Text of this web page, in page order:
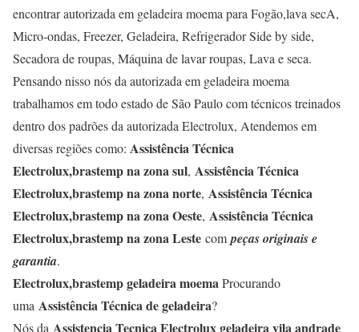
encontrar autorizada em geladeira moema para Fogão,lava secA,
Micro-ondas, Freezer, Geladeira, Refrigerador Side by side,
Secadora de roupas, Máquina de lavar roupas, Lava e seca.
Pensando nisso nós da autorizada em geladeira moema
trabalhamos em todo estado de São Paulo com técnicos treinados
dentro dos padrões da autorizada Electrolux, Atendemos em
diversas regiões como: Assistência Técnica
Electrolux,brastemp na zona sul, Assistência Técnica
Electrolux,brastemp na zona norte, Assistência Técnica
Electrolux,brastemp na zona Oeste, Assistência Técnica
Electrolux,brastemp na zona Leste com peças originais e
garantia.
Electrolux,brastemp geladeira moemaProcurando
uma Assistência Técnica de geladeira?
Nós da Assistencia Tecnica Electrolux geladeira vila andrade